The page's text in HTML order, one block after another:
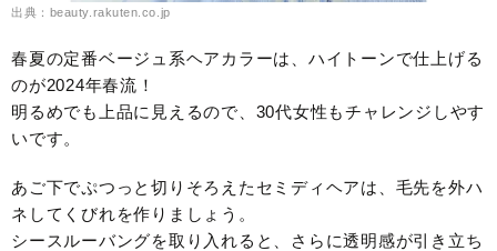
出典：beauty.rakuten.co.jp
春夏の定番ベージュ系ヘアカラーは、ハイトーンで仕上げる
のが2024年春流！
明るめでも上品に見えるので、30代女性もチャレンジしやす
いです。
あご下でぷつっと切りそろえたセミディヘアは、毛先を外ハ
ネしてくびれを作りましょう。
シースルーバングを取り入れると、さらに透明感が引き立ち